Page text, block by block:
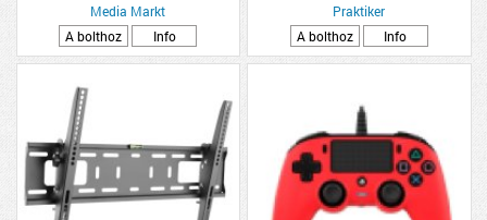
Media Markt
A bolthoz
Info
Praktiker
A bolthoz
Info